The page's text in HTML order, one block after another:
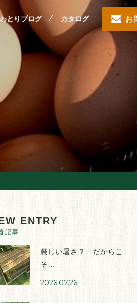
とりブログ カタログ お
ENTRY
記事
厳しい暑さ？ だからこ
そ…
2026.07.26